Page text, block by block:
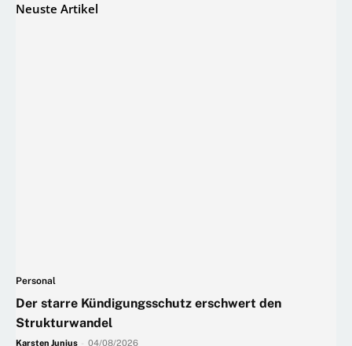
Neuste Artikel
Personal
Der starre Kündigungsschutz erschwert den
Strukturwandel
Karsten Junius 04/08/2026